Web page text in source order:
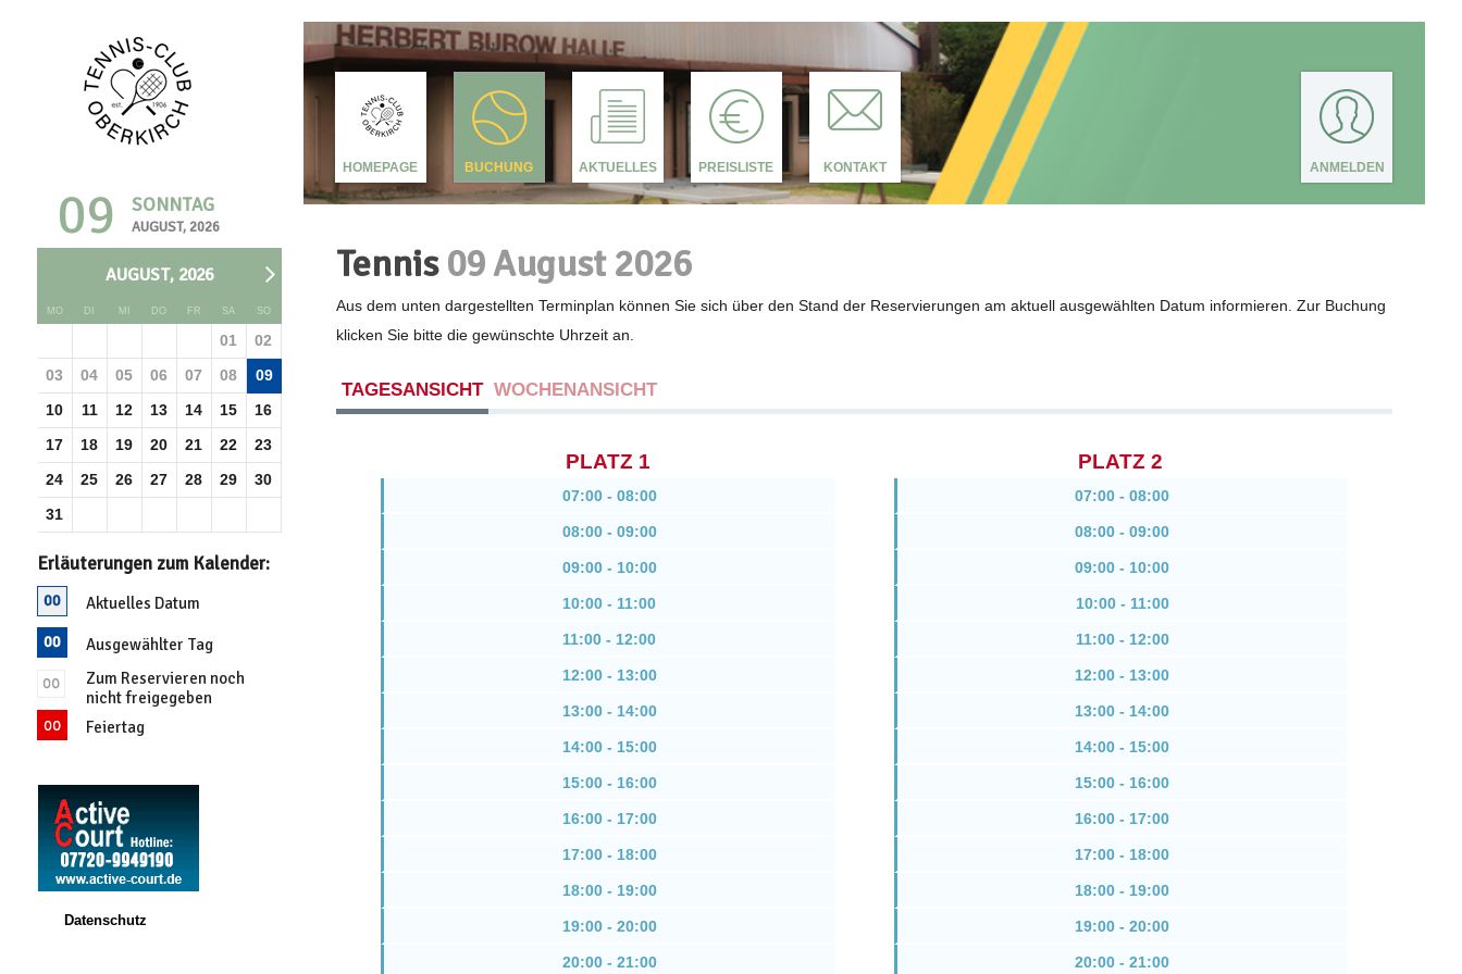
09 SONNTAG
AUGUST, 2026
AUGUST, 2026
MO DI MI DO FR SA SO
01
02
03
04 05 06 07 08
09
10
11 12 13 14 15
16
17
18 19 20 21 22
23
24
25 26 27 28 29
30
31
Erläuterungen zum Kalender:
Aktuelles Datum
Ausgewählter Tag
Zum Reservieren noch
nicht freigegeben
Feiertag
Datenschutz
ANMELDEN
HOMEPAGE BUCHUNG AKTUELLES PREISLISTE KONTAKT
Tennis09 August 2026
Aus dem unten dargestellten Terminplan können Sie sich über den Stand der Reservierungen am aktuell ausgewählten Datum informieren. Zur Buchung
klicken Sie bitte die gewünschte Uhrzeit an.
TAGESANSICHT WOCHENANSICHT
PLATZ 1
07:00 - 08:00
08:00 - 09:00
09:00 - 10:00
10:00 - 11:00
11:00 - 12:00
12:00 - 13:00
13:00 - 14:00
14:00 - 15:00
15:00 - 16:00
16:00 - 17:00
17:00 - 18:00
18:00 - 19:00
19:00 - 20:00
20:00 - 21:00
PLATZ 2
07:00 - 08:00
08:00 - 09:00
09:00 - 10:00
10:00 - 11:00
11:00 - 12:00
12:00 - 13:00
13:00 - 14:00
14:00 - 15:00
15:00 - 16:00
16:00 - 17:00
17:00 - 18:00
18:00 - 19:00
19:00 - 20:00
20:00 - 21:00